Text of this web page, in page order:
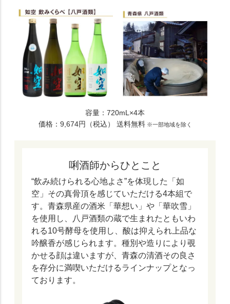
容量：720mL×4本
価格：9,674円（税込） 送料無料※一部地域を除く
唎酒師からひとこと
“飲み続けられる心地よさ”を体現した「如
空」その真骨頂を感じていただける4本組で
す。青森県産の酒米「華想い」や「華吹雪」
を使用し、八戸酒類の蔵で生まれたともいわ
れる10号酵母を使用し、酸は抑えられ上品な
吟醸香が感じられます。種別や造りにより覗
かせる顔は違いますが、青森の清酒その良さ
を存分に満喫いただけるラインナップとなっ
ております。